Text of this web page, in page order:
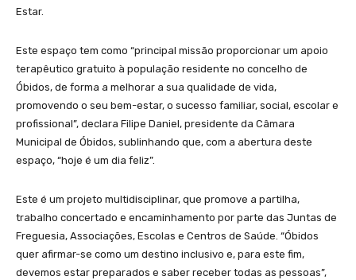
Estar.
Este espaço tem como “principal missão proporcionar um apoio
terapêutico gratuito à população residente no concelho de
Óbidos, de forma a melhorar a sua qualidade de vida,
promovendo o seu bem-estar, o sucesso familiar, social, escolar e
profissional”, declara Filipe Daniel, presidente da Câmara
Municipal de Óbidos, sublinhando que, com a abertura deste
espaço, “hoje é um dia feliz”.
Este é um projeto multidisciplinar, que promove a partilha,
trabalho concertado e encaminhamento por parte das Juntas de
Freguesia, Associações, Escolas e Centros de Saúde. “Óbidos
quer afirmar-se como um destino inclusivo e, para este fim,
devemos estar preparados e saber receber todas as pessoas”,